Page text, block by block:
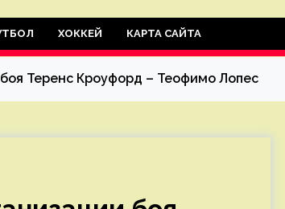
ХОККЕЙ КАРТА САЙТА
Теренс Кроуфорд – Теофимо Лопес